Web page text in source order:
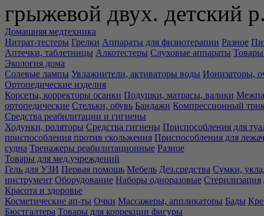
грыжевой двух. детский
Домашняя медтехника
Нитрат-тестеры Грелки Аппараты для физиотерапии Разное
Аптечки, таблетницы Алкотестеры Слуховые аппараты Товары
Экология дома
Солевые лампы Увлажнители, активаторы воды Ионизаторы,
Ортопедические изделия
Корсеты, корректоры осанки Подушки, матрасы, валики
ортопедические Стельки, обувь Бандажи Компрессионный
Средства реабилитации и гигиены
Ходунки, роляторы Средства гигиены Приспособления для
приспособления против скольжения Приспособления для
судна Тренажеры реабилитационные Разное
Товары для мед.учреждений
Гель для УЗИ Первая помощь Мебель Дез.средства Сумки,
инструмент Оборудование Наборы одноразовые Стерилизация
Красота и здоровье
Косметические ап-ты Очки Массажеры, аппликаторы Бады
Бюстгалтера Товары для коррекции фигуры